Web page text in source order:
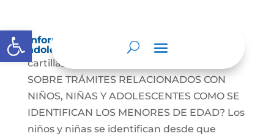
Abrir barra de herramientas
Información para niños, niñas y
adolescentes
cartilla_NINOSDescarga INFORMACIÓN
SOBRE TRÁMITES RELACIONADOS CON
NIÑOS, NIÑAS Y ADOLESCENTES COMO SE
IDENTIFICAN LOS MENORES DE EDAD? Los
niños y niñas se identifican desde que